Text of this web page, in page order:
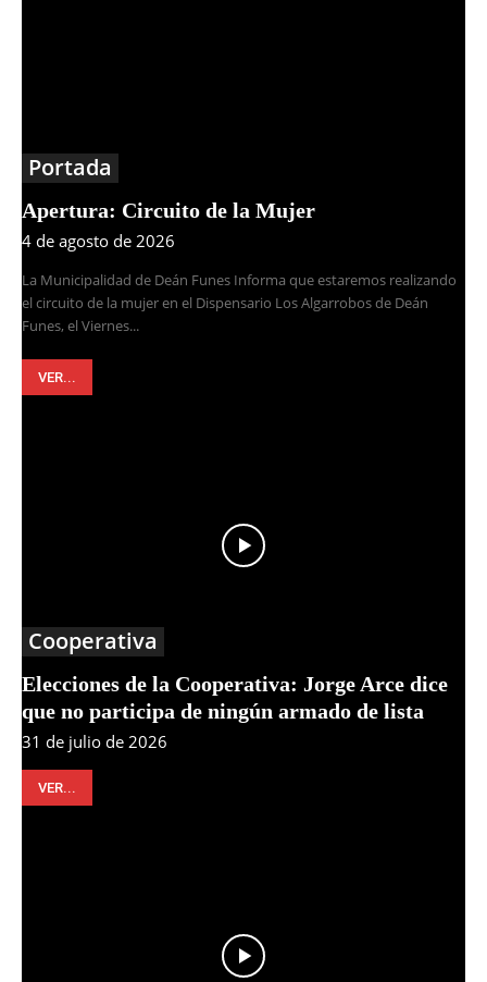
Portada
Apertura: Circuito de la Mujer
4 de agosto de 2026
La Municipalidad de Deán Funes Informa que estaremos realizando
el circuito de la mujer en el Dispensario Los Algarrobos de Deán
Funes, el Viernes...
VER...
Cooperativa
Elecciones de la Cooperativa: Jorge Arce dice
que no participa de ningún armado de lista
31 de julio de 2026
VER...